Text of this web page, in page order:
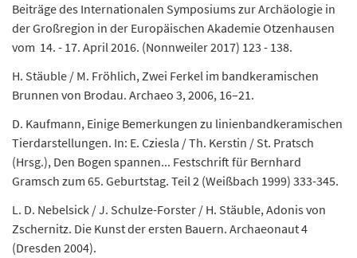
Beiträge des Internationalen Symposiums zur Archäologie in
der Großregion in der Europäischen Akademie Otzenhausen
vom 14. - 17. April 2016. (Nonnweiler 2017) 123 - 138.
H. Stäuble / M. Fröhlich, Zwei Ferkel im bandkeramischen
Brunnen von Brodau. Archaeo 3, 2006, 16–21.
D. Kaufmann, Einige Bemerkungen zu linienbandkeramischen
Tierdarstellungen. In: E. Cziesla / Th. Kerstin / St. Pratsch
(Hrsg.), Den Bogen spannen... Festschrift für Bernhard
Gramsch zum 65. Geburtstag. Teil 2 (Weißbach 1999) 333-345.
L. D. Nebelsick / J. Schulze-Forster / H. Stäuble, Adonis von
Zschernitz. Die Kunst der ersten Bauern. Archaeonaut 4
(Dresden 2004).